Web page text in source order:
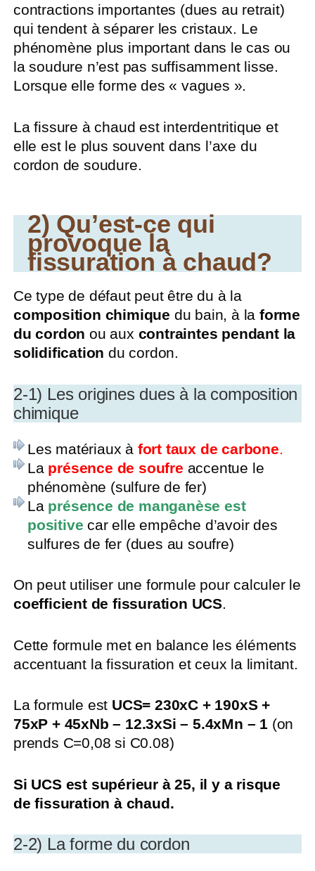
contractions importantes (dues au retrait)
qui tendent à séparer les cristaux. Le
phénomène plus important dans le cas ou
la soudure n’est pas suffisamment lisse.
Lorsque elle forme des « vagues ».
La fissure à chaud est interdentritique et
elle est le plus souvent dans l’axe du
cordon de soudure.
2) Qu’est-ce qui
provoque la
fissuration à chaud?
Ce type de défaut peut être du à la
composition chimique du bain, à la forme
du cordon ou aux contraintes pendant la
solidification du cordon.
2-1) Les origines dues à la composition
chimique
Les matériaux à fort taux de carbone.
La présence de soufre accentue le
phénomène (sulfure de fer)
La présence de manganèse est
positive car elle empêche d’avoir des
sulfures de fer (dues au soufre)
On peut utiliser une formule pour calculer le
coefficient de fissuration UCS.
Cette formule met en balance les éléments
accentuant la fissuration et ceux la limitant.
La formule est UCS= 230xC + 190xS +
75xP + 45xNb – 12.3xSi – 5.4xMn – 1(on
prends C=0,08 si C0.08)
Si UCS est supérieur à 25, il y a risque
de fissuration à chaud.
2-2) La forme du cordon